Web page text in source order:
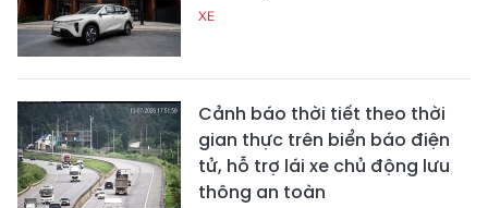
XE
Cảnh báo thời tiết theo thời
gian thực trên biển báo điện
tử, hỗ trợ lái xe chủ động lưu
thông an toàn